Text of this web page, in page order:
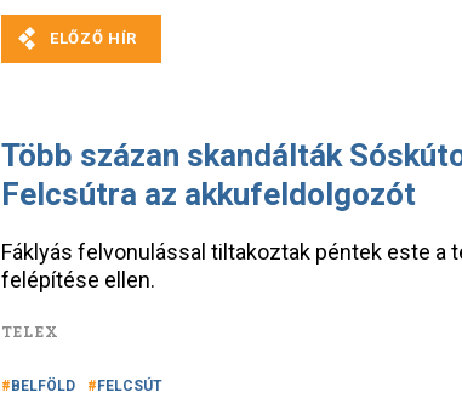
Több százan skandálták
Felcsútra az akkufeldolgozót
Fáklyás felvonulással tiltakoztak péntek este
felépítése ellen.
TELEX
BELFÖLD FELCSÚT